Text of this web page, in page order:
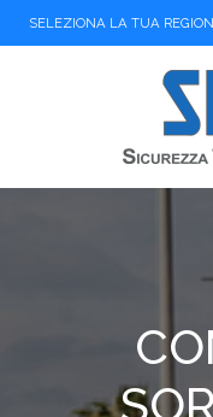
SELEZIONA LA TUA